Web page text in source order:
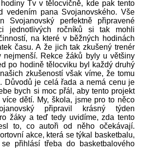
Tv v tělocvičně, kde pak tento
vedením pana Svojanovského. Vše
Svojanovský perfektně připravené
jednotlivých ročníků si tak mohli
na které v běžných hodinách
času. A že jich tak zkušený trenér
nejmenší. Rekce žáků byly u většiny
po hodině tělocviku byl každý druhý
zkušeností však víme, že tomu
Důvodů je celá řada a nemá cenu je
bych si moc přál, aby tento projekt
dětí. My, škola, jsme pro to něco
připravil krásný týden
žáky a teď tedy uvidíme, zda tento
to, co autoři od něho očekávají.
akce, která se týkal basketbalu,
přihlásí třeba do basketbalového